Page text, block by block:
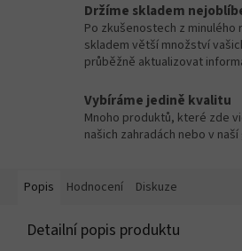
Držíme skladem
Po zkušenostech z
skladem větší množství
průběžně aktualizovat
Vybíráme jedině kvalitu
Mnoho produktů, které zde
našich zahradách nebo v naší
Popis Hodnocení Diskuze
Detailní popis produktu